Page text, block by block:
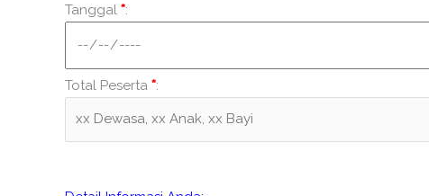
Tanggal *:
Total Peserta *: